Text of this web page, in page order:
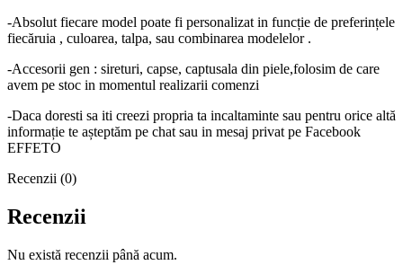
-Absolut fiecare model poate fi personalizat in funcție de preferințele
fiecăruia , culoarea, talpa, sau combinarea modelelor .
-Accesorii gen : sireturi, capse, captusala din piele,folosim de care
avem pe stoc in momentul realizarii comenzi
-Daca doresti sa iti creezi propria ta incaltaminte sau pentru orice altă
informație te așteptăm pe chat sau in mesaj privat pe Facebook
EFFETO
Recenzii (0)
Recenzii
Nu există recenzii până acum.